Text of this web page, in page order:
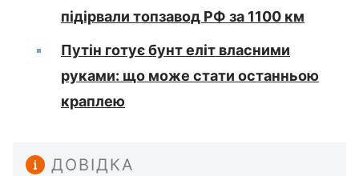
підірвали топзавод РФ за 1100 км
Путін готує бунт еліт власними
руками: що може стати останньою
краплею
ДОВІДКА